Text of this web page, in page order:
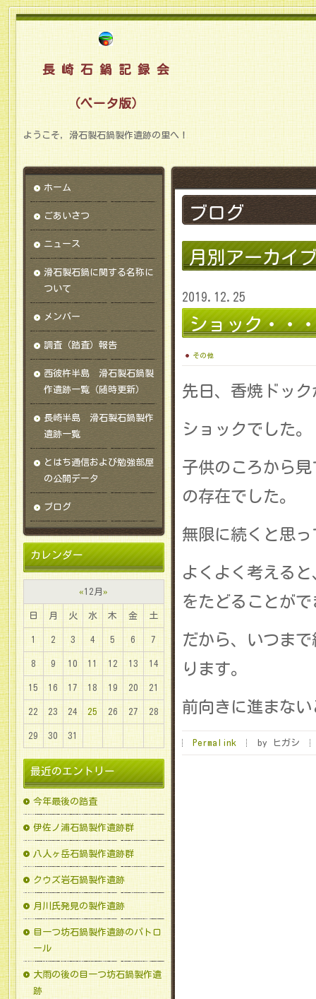
長 崎 石 鍋 記 録 会
（ベータ版）
ようこそ，滑石製石鍋製作遺跡の里へ！
ブログ
月別アーカイ
2019.12.25
ショック・・
その他
先日、香焼ドッ
ショックでした。
子供のころから
の存在でした。
無限に続くと思
よくよく考える
をたどることが
だから、いつま
ります。
前向きに進まな
Permalink by ヒガシ
ホーム
ごあいさつ
ニュース
滑石製石鍋に関する名称に
ついて
メンバー
調査（踏査）報告
西彼杵半島 滑石製石鍋製
作遺跡一覧（随時更新）
長崎半島 滑石製石鍋製作
遺跡一覧
とはち通信および勉強部屋
の公開データ
ブログ
カレンダー
«12月»
日 月 火 水 木 金 土
1 2 3 4 5 6 7
8 9 10 11 12 13 14
15 16 17 18 19 20 21
22 23 24 25 26 27 28
29 30 31
最近のエントリー
今年最後の踏査
伊佐ノ浦石鍋製作遺跡群
八人ヶ岳石鍋製作遺跡群
クウズ岩石鍋製作遺跡
月川氏発見の製作遺跡
目一つ坊石鍋製作遺跡のパトロ
ール
大雨の後の目一つ坊石鍋製作遺
跡